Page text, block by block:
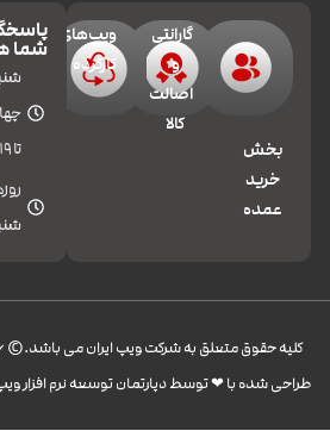
بخش
خرید
عمده
گارانتی
و
اصالت
کالا
ویپ‌های
کارکرده
شما
تا 19
شنبه
کليه حقوق متعلق به شرکت ویپ ایران می باشد.© 2026
طراحی شده با ❤︎ توسط دپارتمان توسعه نرم افزار ویپ